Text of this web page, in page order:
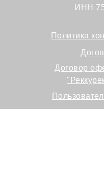
ИНН
Политика
Договор